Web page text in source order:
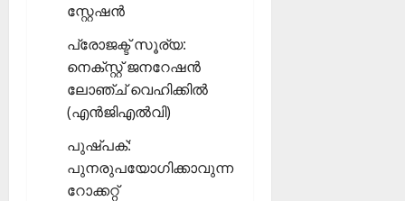
സ്റ്റേഷന്‍
പ്രോജക്ട് സൂര്യ:
നെക്സ്റ്റ് ജനറേഷന്‍
ലോഞ്ച് വെഹിക്കില്‍
(എന്‍ജിഎല്‍വി)
പുഷ്പക്:
പുനരുപയോഗിക്കാവുന്ന
റോക്കറ്റ്